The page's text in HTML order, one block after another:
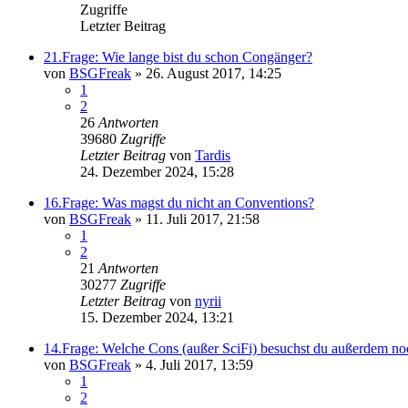
Zugriffe
Letzter Beitrag
21.Frage: Wie lange bist du schon Congänger?
von BSGFreak » 26. August 2017, 14:25
1
2
26 Antworten
39680 Zugriffe
Letzter Beitrag von Tardis
24. Dezember 2024, 15:28
16.Frage: Was magst du nicht an Conventions?
von BSGFreak » 11. Juli 2017, 21:58
1
2
21 Antworten
30277 Zugriffe
Letzter Beitrag von nyrii
15. Dezember 2024, 13:21
14.Frage: Welche Cons (außer SciFi) besuchst du außerdem
von BSGFreak » 4. Juli 2017, 13:59
1
2